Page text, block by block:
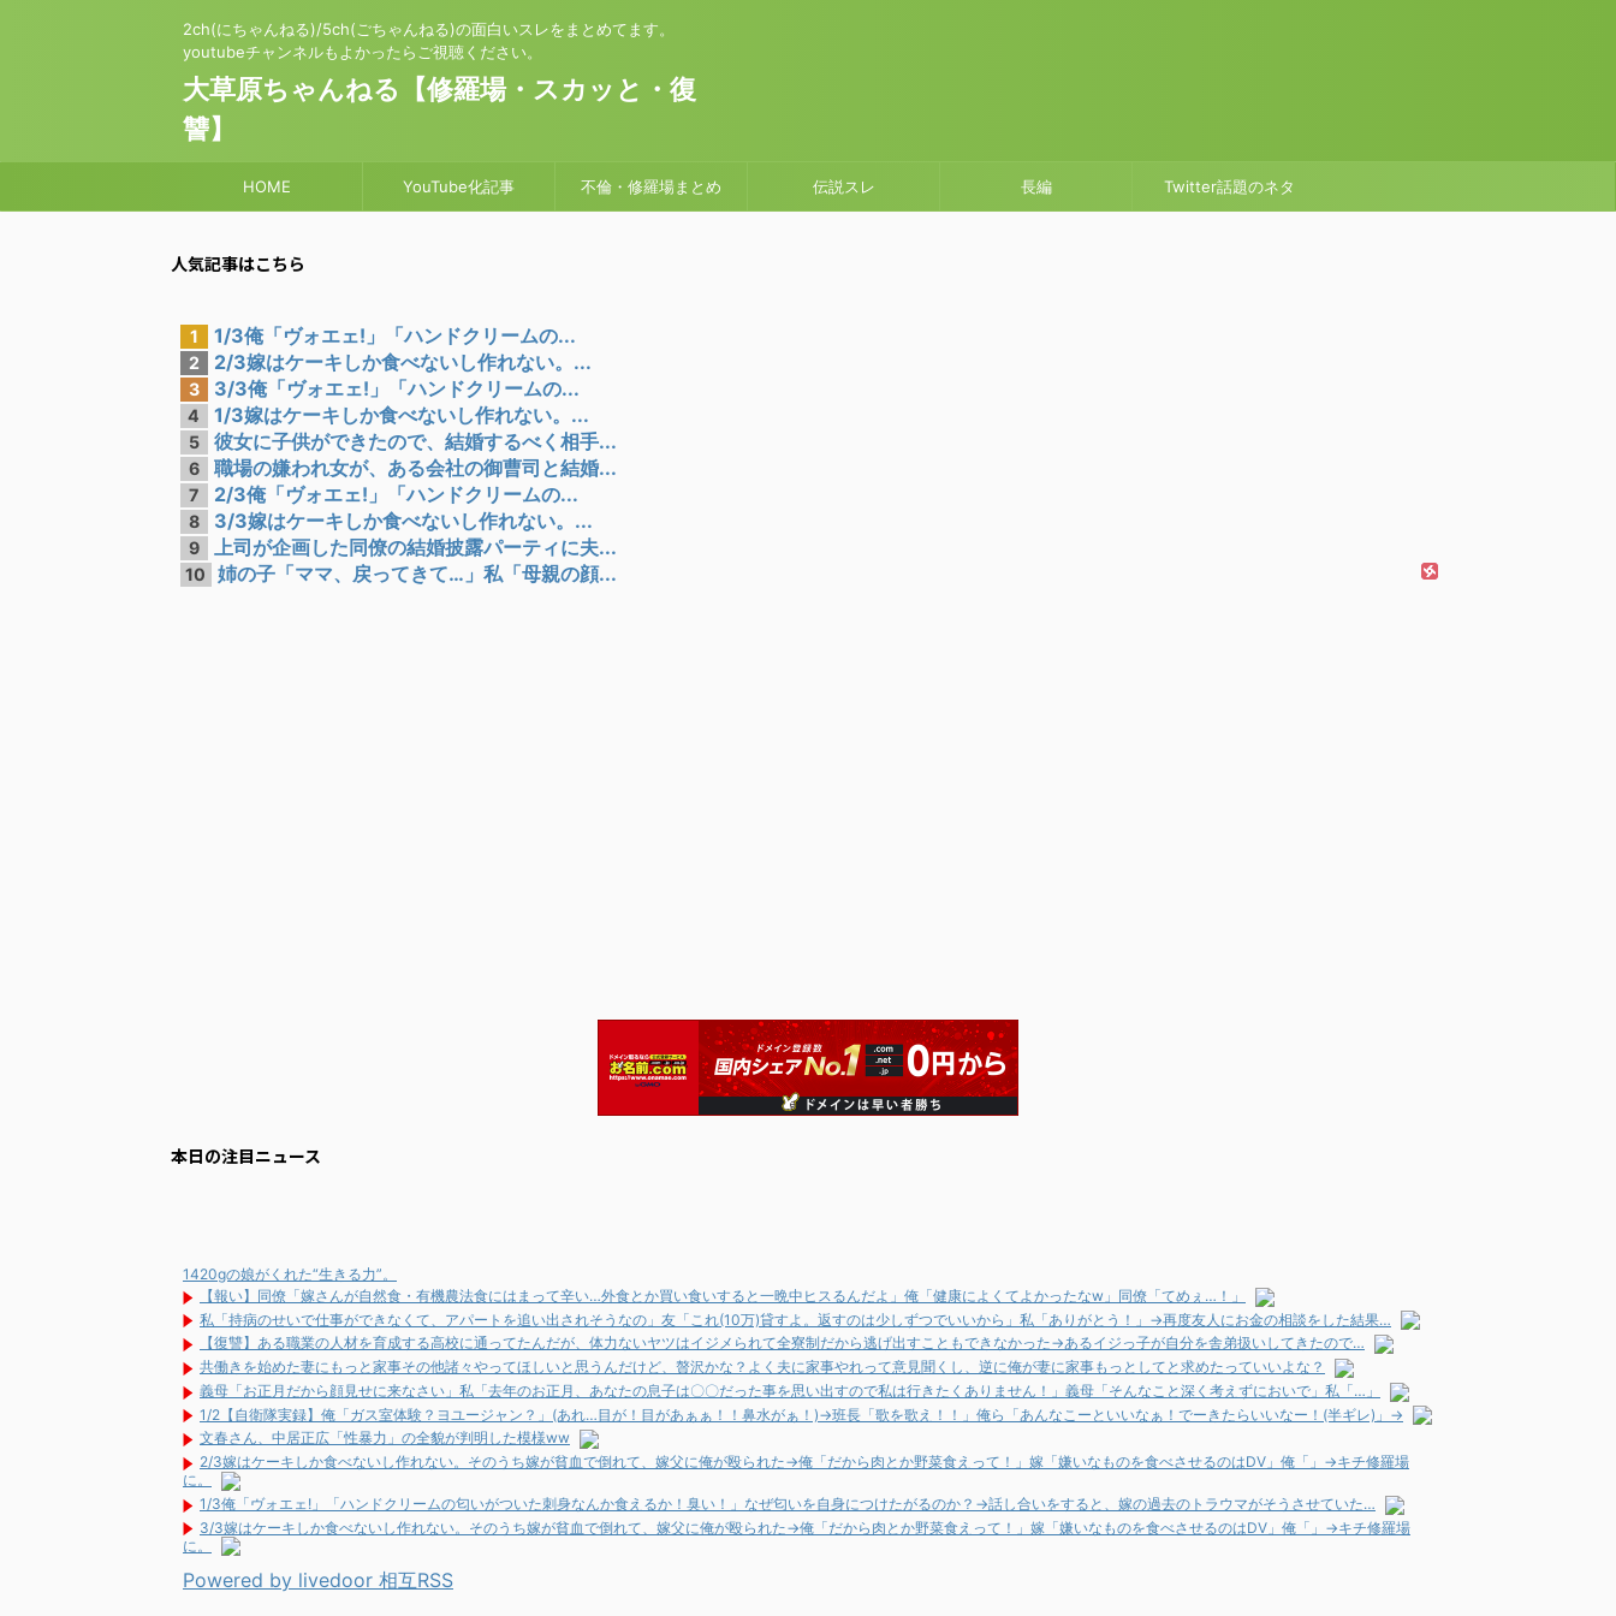
2ch(にちゃんねる)/5ch(ごちゃんねる)の面白いスレをまとめてます。
youtubeチャンネルもよかったらご視聴ください。
大草原ちゃんねる【修羅場・スカッと・復
讐】
HOME YouTube化記事 不倫・修羅場まとめ 伝説スレ 長編 Twitter話題のネタ
人気記事はこちら
1 1/3俺「ヴォエェ!」「ハンドクリームの...
2 2/3嫁はケーキしか食べないし作れない。...
3 3/3俺「ヴォエェ!」「ハンドクリームの...
4 1/3嫁はケーキしか食べないし作れない。...
5 彼女に子供ができたので、結婚するべく相手...
6 職場の嫌われ女が、ある会社の御曹司と結婚...
7 2/3俺「ヴォエェ!」「ハンドクリームの...
8 3/3嫁はケーキしか食べないし作れない。...
9 上司が企画した同僚の結婚披露パーティに夫...
10 姉の子「ママ、戻ってきて…」私「母親の顔...
本日の注目ニュース
1420gの娘がくれた“生きる力”。
【報い】同僚「嫁さんが自然食・有機農法食にはまって辛い…外食とか買い食いすると一晩中ヒスるんだよ」俺「健康によくてよかったなw」同僚「てめぇ…！」
私「持病のせいで仕事ができなくて、アパートを追い出されそうなの」友「これ(10万)貸すよ。返すのは少しずつでいいから」私「ありがとう！」→再度友人にお金の相談をした結果…
【復讐】ある職業の人材を育成する高校に通ってたんだが、体力ないヤツはイジメられて全寮制だから逃げ出すこともできなかった→あるイジっ子が自分を舎弟扱いしてきたので…
共働きを始めた妻にもっと家事その他諸々やってほしいと思うんだけど、贅沢かな？よく夫に家事やれって意見聞くし、逆に俺が妻に家事もっとしてと求めたっていいよな？
義母「お正月だから顔見せに来なさい」私「去年のお正月、あなたの息子は〇〇だった事を思い出すので私は行きたくありません！」義母「そんなこと深く考えずにおいで」私「…」
1/2【自衛隊実録】俺「ガス室体験？ヨユージャン？」(あれ…目が！目があぁぁ！！鼻水がぁ！)→班長「歌を歌え！！」俺ら「あんなこーといいなぁ！でーきたらいいなー！(半ギレ)」→
文春さん、中居正広「性暴力」の全貌が判明した模様ww
2/3嫁はケーキしか食べないし作れない。そのうち嫁が貧血で倒れて、嫁父に俺が殴られた→俺「だから肉とか野菜食えって！」嫁「嫌いなものを食べさせるのはDV」俺「」→キチ修羅場
に。
1/3俺「ヴォエェ!」「ハンドクリームの匂いがついた刺身なんか食えるか！臭い！」なぜ匂いを自身につけたがるのか？→話し合いをすると、嫁の過去のトラウマがそうさせていた…
3/3嫁はケーキしか食べないし作れない。そのうち嫁が貧血で倒れて、嫁父に俺が殴られた→俺「だから肉とか野菜食えって！」嫁「嫌いなものを食べさせるのはDV」俺「」→キチ修羅場
に。
Powered by livedoor 相互RSS